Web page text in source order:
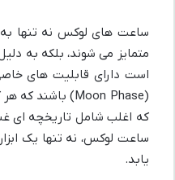
ساعت های لوکس نه تنها به
متمایز می شوند، بلکه به
(Moon Phase) باشند که هر کدام نشان دهنده اوج مهارت در ساعت سازی هستند. علاوه بر این، داستان و
که اغلب شامل تاریخچه ای
ساعت لوکس، نه تنها یک
یابد.